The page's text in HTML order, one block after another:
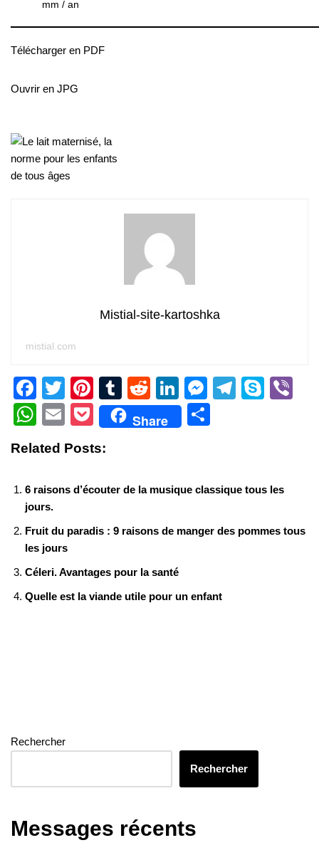
mm / an
Télécharger en PDF
Ouvrir en JPG
Mistial-site-kartoshka
mistial.com
F
a
c
e
b
o
o
k
T
wi
tt
er
Pi
nt
er
e
T
u
m
r
R
e
d
Li
n
k
n
M
e
ss
g
er
T
m
S
W
at
s
A
p
p
E
m
ail
P
ck
et
Share
e
Related Posts:
6 raisons d’écouter de la musique classique tous les
jours.
Fruit du paradis : 9 raisons de manger des pommes tous
les jours
Céleri. Avantages pour la santé
Quelle est la viande utile pour un enfant
Rechercher
Rechercher
Messages récents